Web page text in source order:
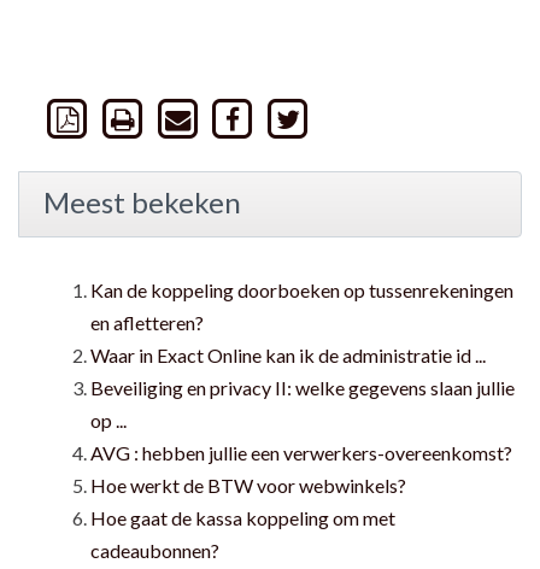
Meest bekeken
Kan de koppeling doorboeken op tussenrekeningen
en afletteren?
Waar in Exact Online kan ik de administratie id ...
Beveiliging en privacy II: welke gegevens slaan jullie
op ...
AVG : hebben jullie een verwerkers-overeenkomst?
Hoe werkt de BTW voor webwinkels?
Hoe gaat de kassa koppeling om met
cadeaubonnen?